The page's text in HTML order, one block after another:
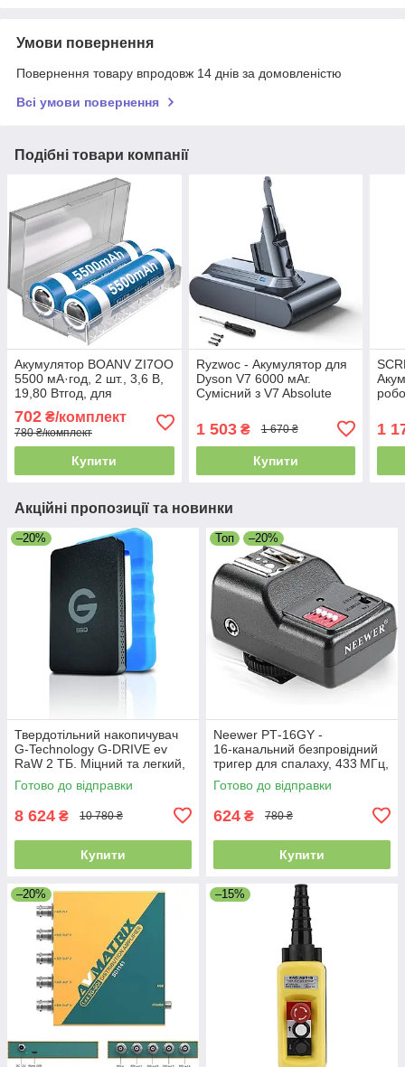
Умови повернення
Повернення товару впродовж 14 днів за домовленістю
Всі умови повернення
Подібні товари компанії
Акумулятор BOANV ZI7OO
5500 мА·год, 2 шт., 3,6 В,
19,80 Втгод, для
автоматичного
обладнання або ліхтарів
702 ₴/комплект
780 ₴/комплект
Купити
Ryzwoc - Акумулятор для
Dyson V7 6000 мАг.
Сумісний з V7 Absolute
SV11
1 503₴ 1 670 ₴
Купити
1
Акційні пропозиції та новинки
–20%
Твердотільний накопичувач
G-Technology G-DRIVE ev
RaW 2 ТБ. Міцний та легкий,
з захисним гумовим
бампером, USB 3.0. Уцінка
Готово до відправки
8 624 ₴ 10 780 ₴
Купити
Топ –20%
Neewer PT‑16GY -
16‑канальний безпровідний
тригер для спалаху, 433 МГц,
синхронізація до 1/250 с,
радіус 30 м
Готово до відправки
624 ₴ 780 ₴
Купити
–20% –15%